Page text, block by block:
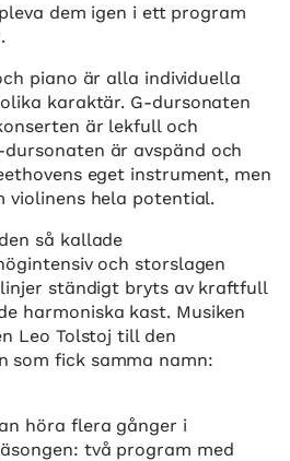
dem igen i ett program
piano är alla individuella
karaktär. G-dursonaten
är lekfull och
är avspänd och
eget instrument, men
violinens hela potential.
så kallade
och storslagen
ständigt bryts av kraftfull
harmoniska kast. Musiken
Leo Tolstoj till den
som fick samma namn:
höra flera gånger i
två program med